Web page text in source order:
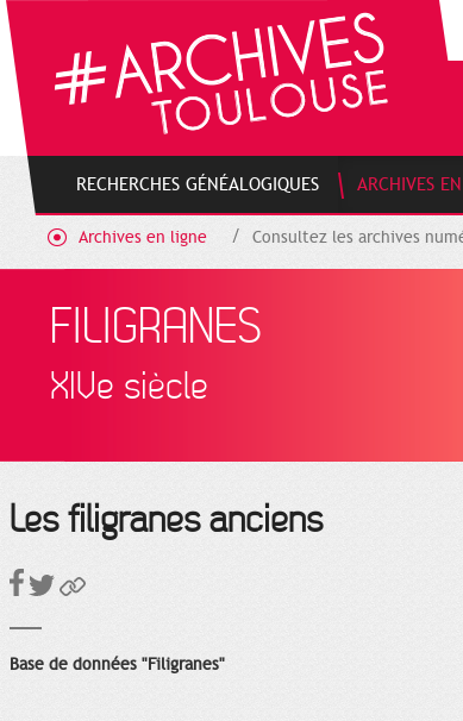
RECHERCHES GÉNÉALOGIQUES ARCHIVES
Archives en ligne Consultez les archives
FILIGRANES
XIVe siècle
Les filigranes anciens
Base de données "Filigranes"
sur les cookies